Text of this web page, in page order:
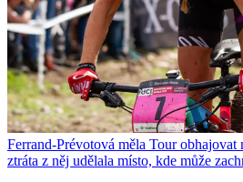
Ferrand-Prévotová měla Tour obhajovat
ztráta z něj udělala místo, kde může